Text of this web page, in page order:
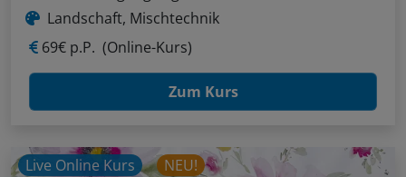
Landschaft, Mischtechnik
69€ p.P. (Online-Kurs)
Zum Kurs
Live Online Kurs NEU!